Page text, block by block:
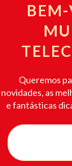
Queremos
novidades, as
e fantásticas